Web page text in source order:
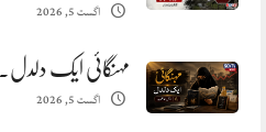
اگست 5, 2026
مہنگائی ایک دلدل.
اگست 5, 2026